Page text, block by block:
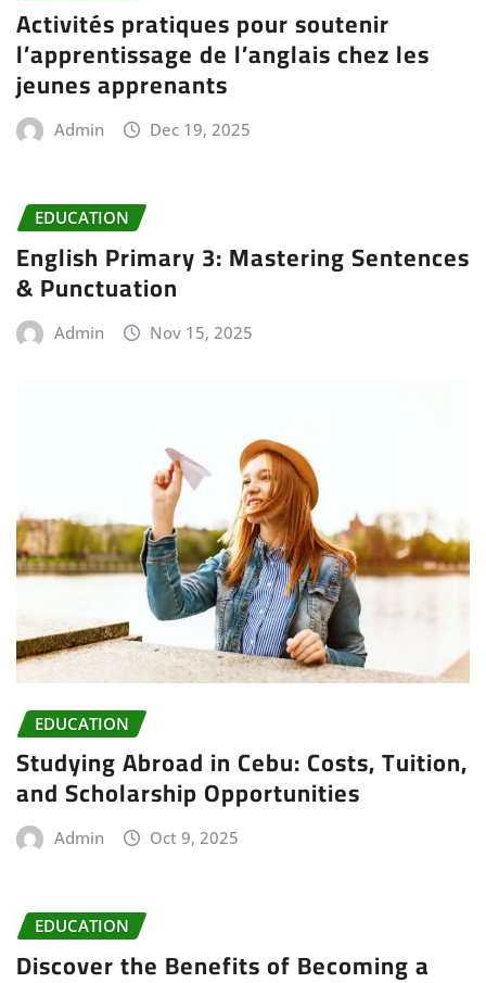
Activités pratiques pour soutenir
l’apprentissage de l’anglais chez les
jeunes apprenants
Admin Dec 19, 2025
EDUCATION
English Primary 3: Mastering Sentences
& Punctuation
Admin Nov 15, 2025
EDUCATION
Studying Abroad in Cebu: Costs, Tuition,
and Scholarship Opportunities
Admin Oct 9, 2025
EDUCATION
Discover the Benefits of Becoming a